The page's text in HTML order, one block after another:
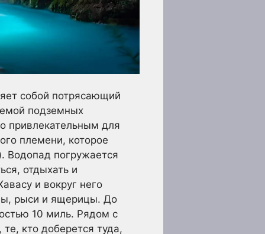
собой потрясающий
подземных
привлекательным для
племени, которое
Водопад погружается
отдыхать и
и вокруг него
рыси и ящерицы. До
10 миль. Рядом с
кто доберется туда,